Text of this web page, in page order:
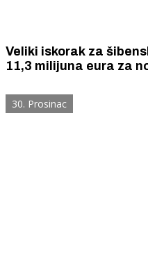
Veliki iskorak za
11,3 milijuna eura za
30. Prosinac